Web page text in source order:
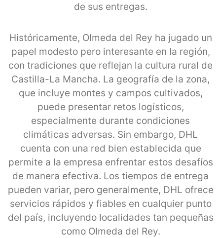
de sus entregas.
Históricamente, Olmeda del Rey ha jugado un
papel modesto pero interesante en la región,
con tradiciones que reflejan la cultura rural de
Castilla-La Mancha. La geografía de la zona,
que incluye montes y campos cultivados,
puede presentar retos logísticos,
especialmente durante condiciones
climáticas adversas. Sin embargo, DHL
cuenta con una red bien establecida que
permite a la empresa enfrentar estos desafíos
de manera efectiva. Los tiempos de entrega
pueden variar, pero generalmente, DHL ofrece
servicios rápidos y fiables en cualquier punto
del país, incluyendo localidades tan pequeñas
como Olmeda del Rey.